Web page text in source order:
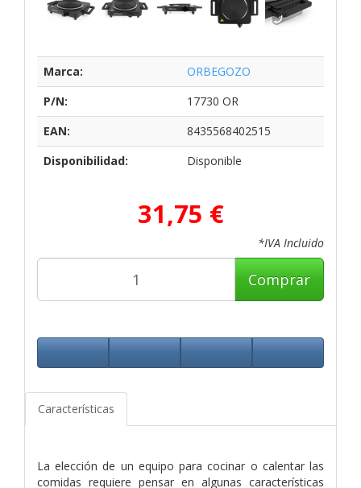
Marca:
ORBEGOZO
P/N:
17730 OR
EAN:
8435568402515
Disponibilidad:
Disponible
31,75 €
*IVA Incluido
Comprar
Características
La elección de un equipo para cocinar o calentar las
comidas requiere pensar en algunas características